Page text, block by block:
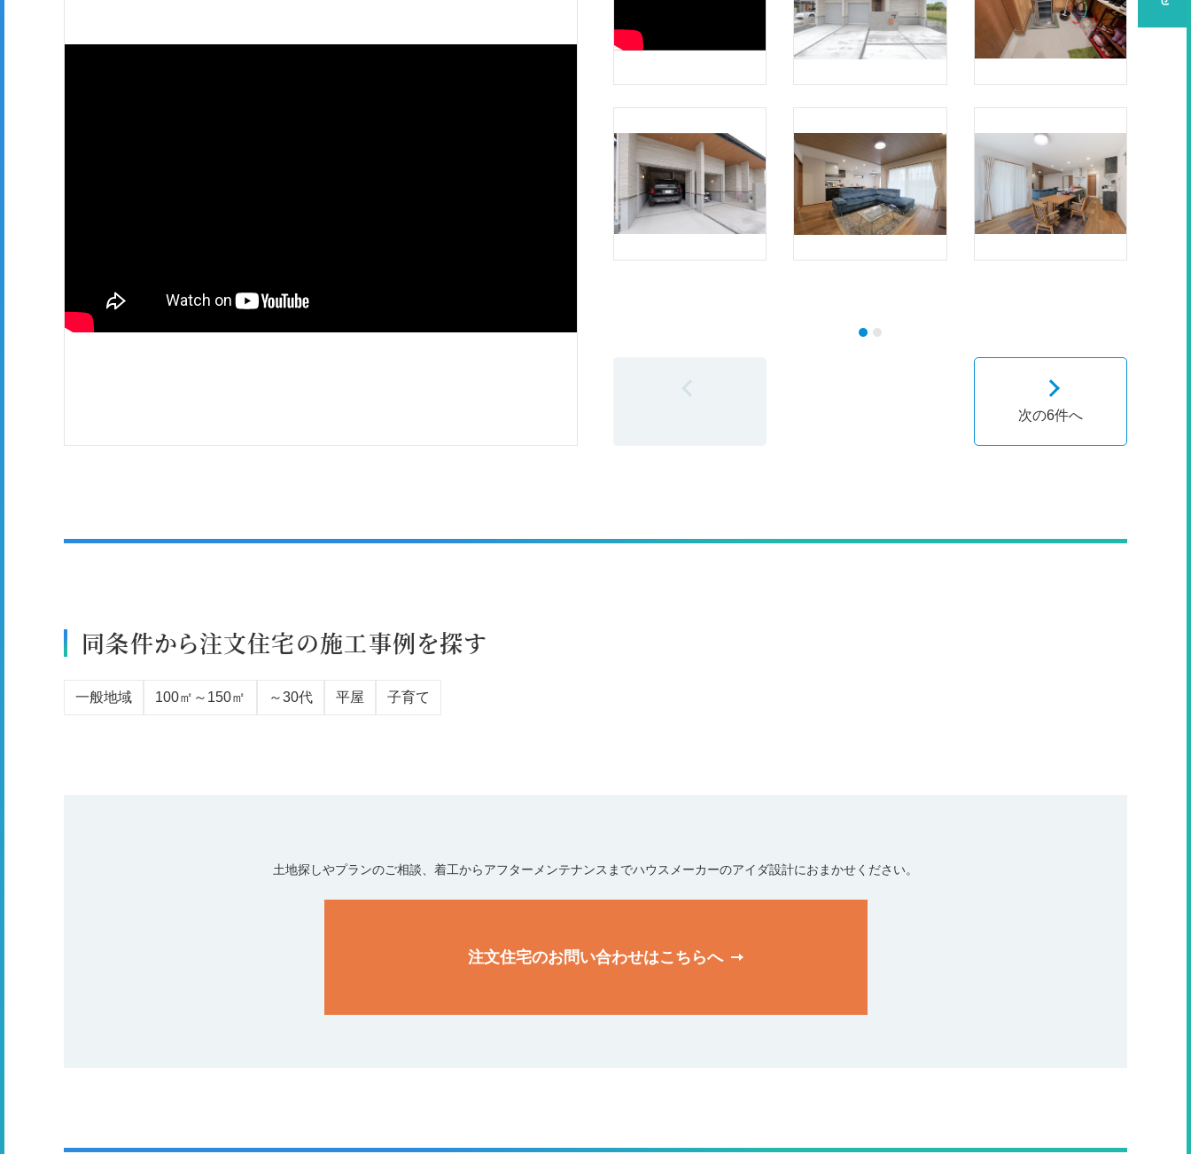
次の6件へ
同条件から注文住宅の施工事例を探す
一般地域 100㎡～150㎡ ～30代 平屋 子育て
土地探しやプランのご相談、着工からアフターメンテナンスまでハウスメーカーのアイダ設計におまかせください。
注文住宅のお問い合わせはこちらへ